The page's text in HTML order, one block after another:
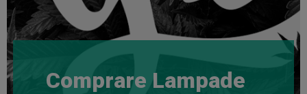
Comprare Lampade